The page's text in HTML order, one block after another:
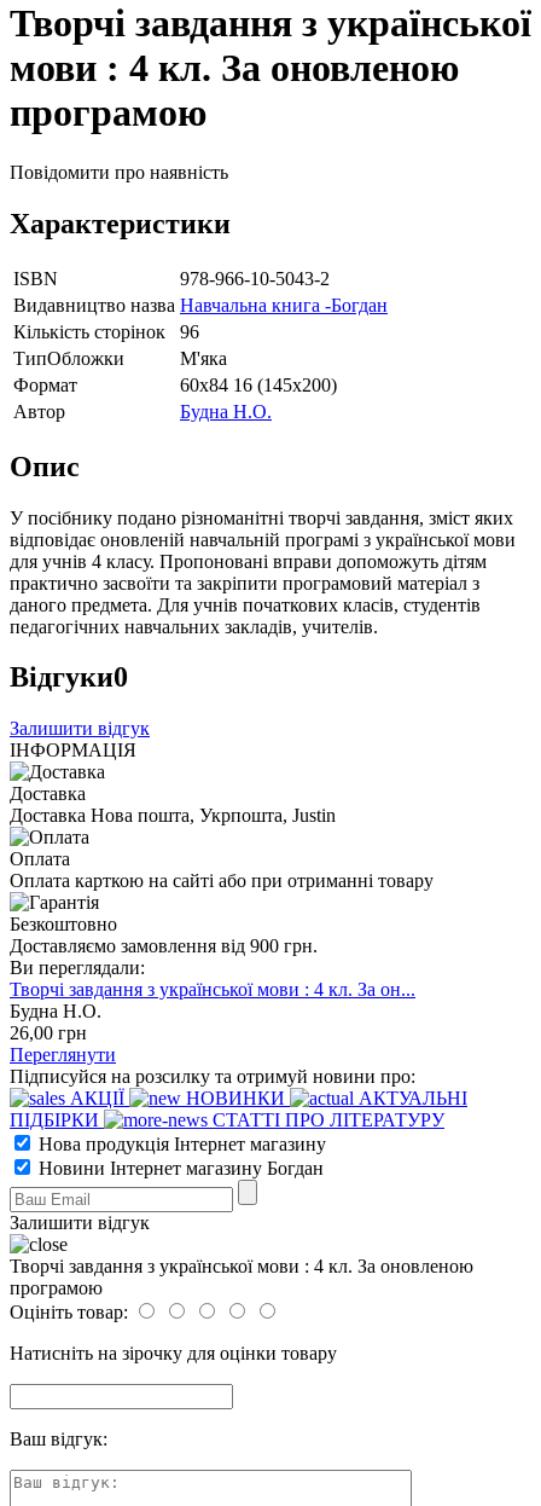
Творчі завдання з української
мови : 4 кл. За оновленою
програмою
Повідомити про наявність
Характеристики
ISBN
978-966-10-5043-2
Видавництво назва Навчальна книга -Богдан
Кількість сторінок
96
ТипОбложки
М'яка
Формат
60х84 16 (145х200)
Автор
Будна Н.О.
Опис
У посібнику подано різноманітні творчі завдання, зміст яких
відповідає оновленій навчальній програмі з української мови
для учнів 4 класу. Пропоновані вправи допоможуть дітям
практично засвоїти та закріпити програмовий матеріал з
даного предмета. Для учнів початкових класів, студентів
педагогічних навчальних закладів, учителів.
Відгуки0
Залишити відгук
ІНФОРМАЦІЯ
Доставка
Доставка Нова пошта, Укрпошта, Justin
Оплата
Оплата карткою на сайті або при отриманні товару
Безкоштовно
Доставляємо замовлення від 900 грн.
Ви переглядали:
Творчі завдання з української мови : 4 кл. За он...
Будна Н.О.
26,00 грн
Переглянути
Підписуйся на розсилку та отримуй новини про:
АКЦІЇ
НОВИНКИ
АКТУАЛЬНІ
ПІДБІРКИ
СТАТТІ ПРО ЛІТЕРАТУРУ
Нова продукція Інтернет магазину
Новини Інтернет магазину Богдан
Залишити відгук
Творчі завдання з української мови : 4 кл. За оновленою
програмою
Оцініть товар:
Натисніть на зірочку для оцінки товару
Ваш відгук: